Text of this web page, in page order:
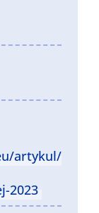
artykul/
2023